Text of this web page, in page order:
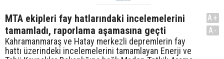
MTA ekipleri fay hatlarındaki incelemelerini
tamamladı, raporlama aşamasına geçti
Kahramanmaraş ve Hatay merkezli depremlerin fay
hattı üzerindeki incelemelerini tamamlayan Enerji ve
A+
A-